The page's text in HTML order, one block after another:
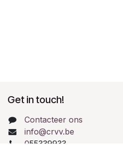
Get in touch!
Contacteer ons
info@crvv.be